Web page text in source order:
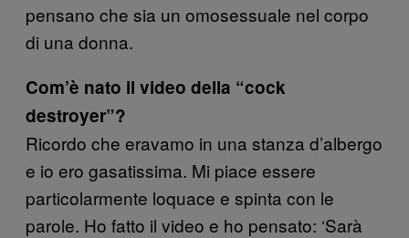
pensano che sia un omosessuale nel corpo
di una donna.
Com’è nato il video della “cock
destroyer”?
Ricordo che eravamo in una stanza d’albergo
e io ero gasatissima. Mi piace essere
particolarmente loquace e spinta con le
parole. Ho fatto il video e ho pensato: ‘Sarà